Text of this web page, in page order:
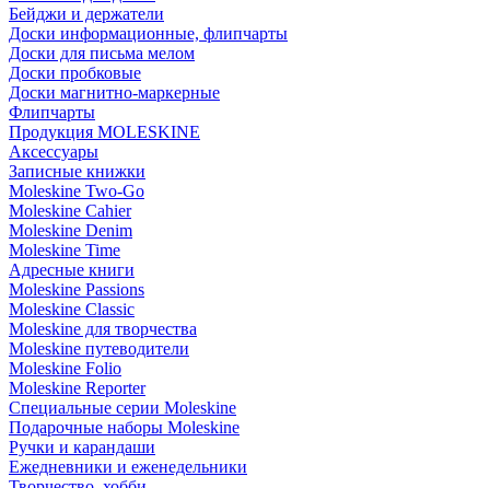
Бейджи и держатели
Доски информационные, флипчарты
Доски для письма мелом
Доски пробковые
Доски магнитно-маркерные
Флипчарты
Продукция MOLESKINE
Аксессуары
Записные книжки
Moleskine Two-Go
Moleskine Cahier
Moleskine Denim
Moleskine Time
Адресные книги
Moleskine Passions
Moleskine Classic
Moleskine для творчества
Moleskine путеводители
Moleskine Folio
Moleskine Reporter
Специальные серии Moleskine
Подарочные наборы Moleskine
Ручки и карандаши
Ежедневники и еженедельники